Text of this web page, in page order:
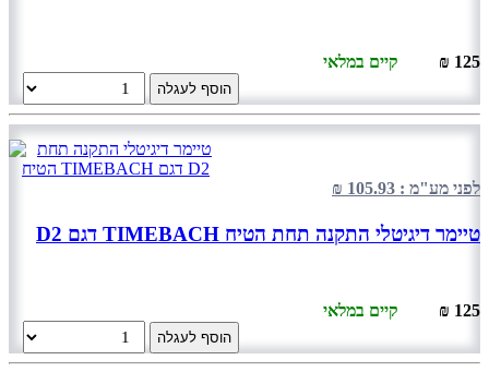
125 ₪ קיים במלאי
הוסף לעגלה
לפני מע"מ : 105.93 ₪
טיימר דיגיטלי התקנה תחת הטיח TIMEBACH דגם D2
125 ₪ קיים במלאי
הוסף לעגלה